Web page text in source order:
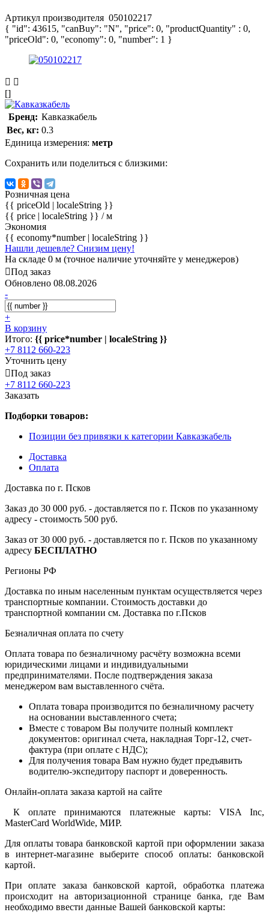
Артикул производителя 050102217
{ "id": 43615, "canBuy": "N", "price": 0, "productQuantity" : 0,
"priceOld": 0, "economy": 0, "number": 1 }
[]
Бренд: Кавказкабель
Вес, кг: 0.3
Единица измерения: метр
Сохранить или поделиться с близкими:
Розничная цена
{{ priceOld | localeString }}
{{ price | localeString }} / м
Экономия
{{ economy*number | localeString }}
Нашли дешевле? Снизим цену!
На складе 0 м (точное наличие уточняйте у менеджеров)
Под заказ
Обновлено 08.08.2026
-
+
В корзину
Итого: {{ price*number | localeString }}
+7 8112 660-223
Уточнить цену
Под заказ
+7 8112 660-223
Заказать
Подборки товаров:
Позиции без привязки к категории Кавказкабель
Доставка
Оплата
Доставка по г. Псков
Заказ до 30 000 руб. - доставляется по г. Псков по указанному
адресу - стоимость 500 руб.
Заказ от 30 000 руб. - доставляется по г. Псков по указанному
адресу БЕСПЛАТНО
Регионы РФ
Доставка по иным населенным пунктам осуществляется через
транспортные компании. Стоимость доставки до
транспортной компании см. Доставка по г.Псков
Безналичная оплата по счету
Оплата товара по безналичному расчёту возможна всеми
юридическими лицами и индивидуальными
предпринимателями. После подтверждения заказа
менеджером вам выставленного счёта.
Оплата товара производится по безналичному расчету
на основании выставленного счета;
Вместе с товаром Вы получите полный комплект
документов: оригинал счета, накладная Торг-12, счет-
фактура (при оплате с НДС);
Для получения товара Вам нужно будет предъявить
водителю-экспедитору паспорт и доверенность.
Онлайн-оплата заказа картой на сайте
К оплате принимаются платежные карты: VISA Inc,
MasterCard WorldWide, МИР.
Для оплаты товара банковской картой при оформлении заказа
в интернет-магазине выберите способ оплаты: банковской
картой.
При оплате заказа банковской картой, обработка платежа
происходит на авторизационной странице банка, где Вам
необходимо ввести данные Вашей банковской карты: